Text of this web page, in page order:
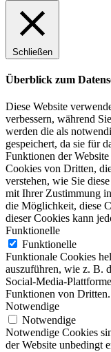
Schließen
Überblick zum
Diese Website
verbessern, während
werden die als
gespeichert, da sie für
Funktionen der
Cookies von Dritten,
verstehen, wie Sie
mit Ihrer Zustimmung
die Möglichkeit, diese
dieser Cookies kann
Funktionelle
Funktionelle
Funktionale Cookies
auszuführen, wie z. B.
Social-Media-
Funktionen von Dritten.
Notwendige
Notwendige
Notwendige Cookies
der Website unbedingt